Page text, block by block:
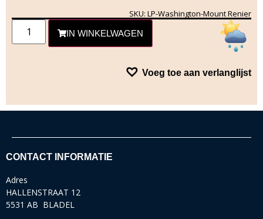
SKU: LP-Washington-Mount Renier
IN WINKELWAGEN
Voeg toe aan verlanglijst
CONTACT INFORMATIE
Adres
HALLENSTRAAT 12
5531 AB BLADEL